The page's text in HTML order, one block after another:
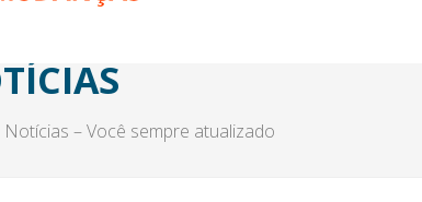
Notícias – Você sempre atualizado